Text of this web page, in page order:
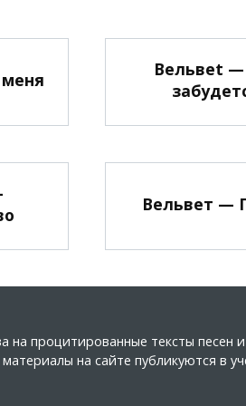
Вельвеt —
Вельвет —
на процитированные тексты
на сайте публикуются в